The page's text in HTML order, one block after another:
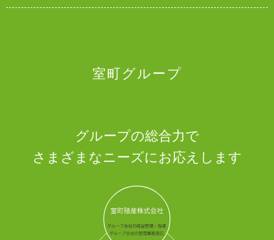
室町グループ
グループの総合力で
さまざまなニーズにお応えします